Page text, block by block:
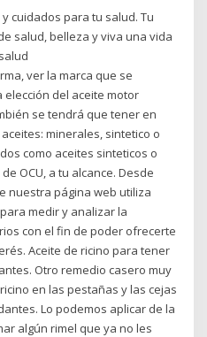
cuidados para tu salud. Tu
salud, belleza y viva una vida
ver la marca que se
elección del aceite motor
se tendrá que tener en
minerales, sintetico o
como aceites sinteticos o
OCU, a tu alcance. Desde
nuestra página web utiliza
medir y analizar la
con el fin de poder ofrecerte
Aceite de ricino para tener
Otro remedio casero muy
en las pestañas y las cejas
Lo podemos aplicar de la
algún rimel que ya no les